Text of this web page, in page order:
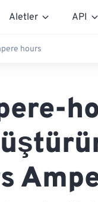
Aletler API
hours